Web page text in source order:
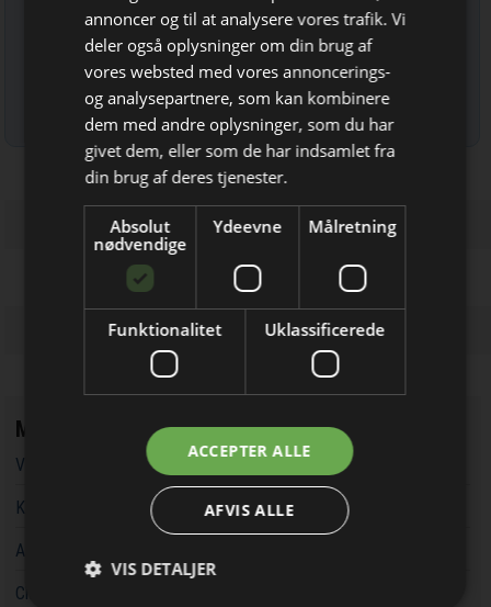
Bliv opdateret hver dag
Få de vigtigste nyheder om
byggebranchen
direkte i din indbakke
Jeg modtager allerede
nyhedsbrevet
Læs mere om udsendelsestidspunkter og afmelding her
Mest læste
Vandværker i Randers kører på lånt tid
Kaospilot skal skabe kreative arkitektledere i Aarhus
Aarsleff vinder energiprojekter til 3,7 milliarder kroner
Chef i Forsvarets Materiel- og Indkøbsstyrelse tiltalt for
annoncer og til at analysere vores trafik. Vi
deler også oplysninger om din brug af
vores websted med vores annoncerings-
og analysepartnere, som kan kombinere
dem med andre oplysninger, som du har
givet dem, eller som de har indsamlet fra
din brug af deres tjenester.
Absolut
nødvendige
Ydeevne Målretning
Funktionalitet Uklassificerede
ACCEPTER ALLE
AFVIS ALLE
VIS DETALJER